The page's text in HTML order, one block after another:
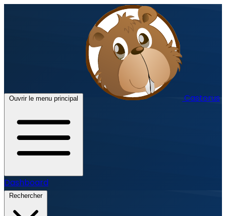
Ouvrir le menu principal Castorus
Dashboard
Rechercher